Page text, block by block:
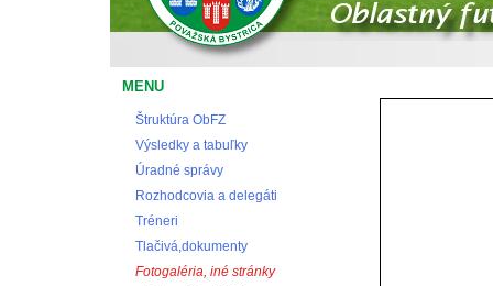
MENU
Štruktúra ObFZ
Výsledky a tabuľky
Úradné správy
Rozhodcovia a delegáti
Tréneri
Tlačivá,dokumenty
Fotogaléria, iné stránky